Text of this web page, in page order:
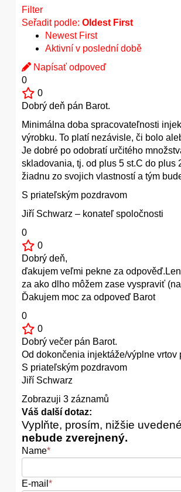
Filter
Seřadit podle: Oldest First
Newest First
Aktivní v poslední době
Napísať odpoveď
0
0
Dobrý deň pán Barot.
Minimálna doba spracovateľnosti
výrobku. To platí nezávisle, či bolo
Je dobré po odobratí určitého
skladovania, tj. od plus 5 st.C do plus
žiadnu zo svojich vlastností a tým
S priateľským pozdravom
Jiří Schwarz – konateľ spoločnosti
0
0
Dobrý deň,
ďakujem veľmi pekne za
za ako dlho môžem zase vyspraviť
Ďakujem moc za odpoveď Barot
0
0
Dobrý večer pán Barot.
Od dokončenia injektáže/výplne
S priateľským pozdravom
Jiří Schwarz
Zobrazuji 3 záznamů
Váš další dotaz:
Vyplňte, prosím, nižšie
nebude zverejnený.
Name*
E-mail *